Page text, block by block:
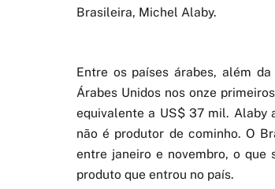
Brasileira, Michel Alaby.
Entre os países árabes, além
Árabes Unidos nos onze
equivalente a US$ 37 mil. Alaby
não é produtor de cominho. O
entre janeiro e novembro, o que
produto que entrou no país.